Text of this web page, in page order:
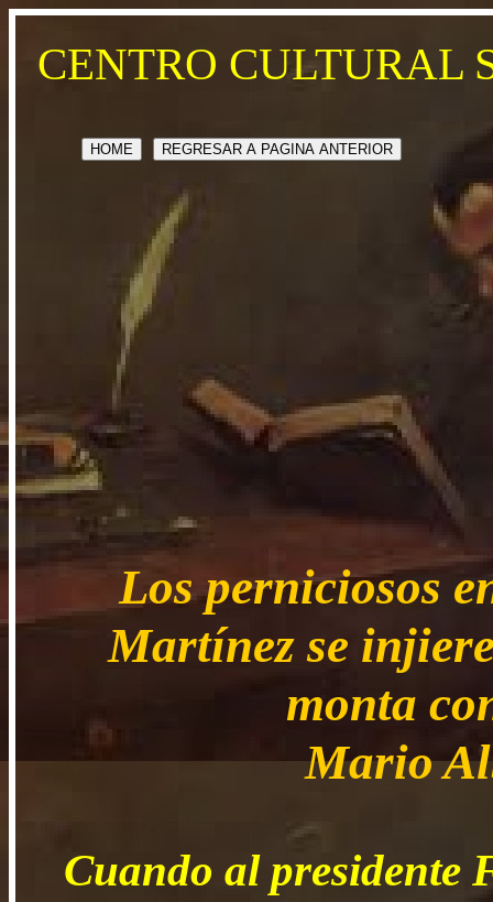
CENTRO CULTURAL
HOME REGRESAR A PAGINA ANTERIOR
Los perniciosos
Martínez se
monta
Mario
Cuando al presidente